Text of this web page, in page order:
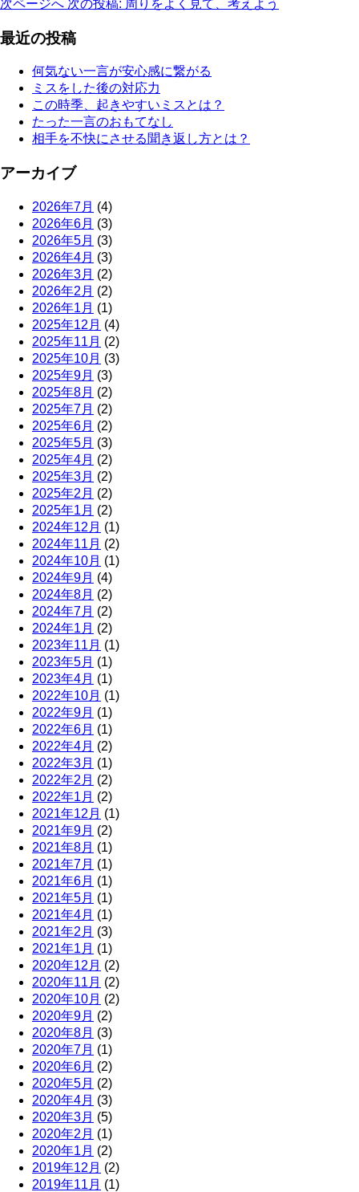
次ページへ 次の投稿: 周りをよく見て、考えよう
最近の投稿
何気ない一言が安心感に繋がる
ミスをした後の対応力
この時季、起きやすいミスとは？
たった一言のおもてなし
相手を不快にさせる聞き返し方とは？
アーカイブ
2026年7月 (4)
2026年6月 (3)
2026年5月 (3)
2026年4月 (3)
2026年3月 (2)
2026年2月 (2)
2026年1月 (1)
2025年12月 (4)
2025年11月 (2)
2025年10月 (3)
2025年9月 (3)
2025年8月 (2)
2025年7月 (2)
2025年6月 (2)
2025年5月 (3)
2025年4月 (2)
2025年3月 (2)
2025年2月 (2)
2025年1月 (2)
2024年12月 (1)
2024年11月 (2)
2024年10月 (1)
2024年9月 (4)
2024年8月 (2)
2024年7月 (2)
2024年1月 (2)
2023年11月 (1)
2023年5月 (1)
2023年4月 (1)
2022年10月 (1)
2022年9月 (1)
2022年6月 (1)
2022年4月 (2)
2022年3月 (1)
2022年2月 (2)
2022年1月 (2)
2021年12月 (1)
2021年9月 (2)
2021年8月 (1)
2021年7月 (1)
2021年6月 (1)
2021年5月 (1)
2021年4月 (1)
2021年2月 (3)
2021年1月 (1)
2020年12月 (2)
2020年11月 (2)
2020年10月 (2)
2020年9月 (2)
2020年8月 (3)
2020年7月 (1)
2020年6月 (2)
2020年5月 (2)
2020年4月 (3)
2020年3月 (5)
2020年2月 (1)
2020年1月 (2)
2019年12月 (2)
2019年11月 (1)